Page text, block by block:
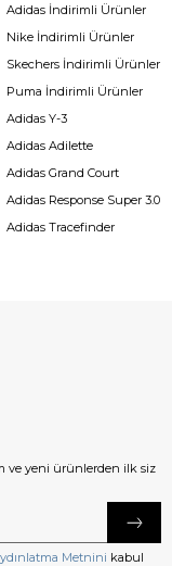
Adidas İndirimli Ürünler
Nike İndirimli Ürünler
Skechers İndirimli Ürünler
Puma İndirimli Ürünler
Adidas Y-3
Adidas Adilette
Adidas Grand Court
Adidas Response Super 3.0
Adidas Tracefinder
ve yeni ürünlerden ilk siz
Metnini kabul